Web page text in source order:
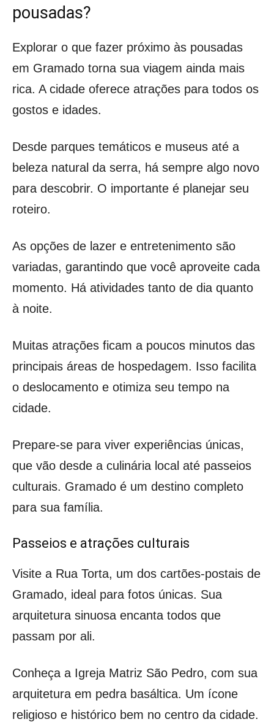
pousadas?
Explorar o que fazer próximo às pousadas
em Gramado torna sua viagem ainda mais
rica. A cidade oferece atrações para todos os
gostos e idades.
Desde parques temáticos e museus até a
beleza natural da serra, há sempre algo novo
para descobrir. O importante é planejar seu
roteiro.
As opções de lazer e entretenimento são
variadas, garantindo que você aproveite cada
momento. Há atividades tanto de dia quanto
à noite.
Muitas atrações ficam a poucos minutos das
principais áreas de hospedagem. Isso facilita
o deslocamento e otimiza seu tempo na
cidade.
Prepare-se para viver experiências únicas,
que vão desde a culinária local até passeios
culturais. Gramado é um destino completo
para sua família.
Passeios e atrações culturais
Visite a Rua Torta, um dos cartões-postais de
Gramado, ideal para fotos únicas. Sua
arquitetura sinuosa encanta todos que
passam por ali.
Conheça a Igreja Matriz São Pedro, com sua
arquitetura em pedra basáltica. Um ícone
religioso e histórico bem no centro da cidade.